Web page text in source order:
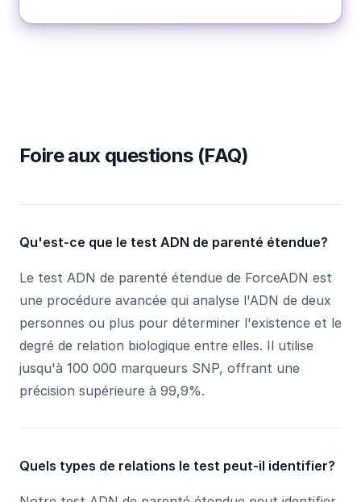
Foire aux questions (FAQ)
Qu'est-ce que le test ADN de parenté étendue?
Le test ADN de parenté étendue de ForceADN est
une procédure avancée qui analyse l'ADN de deux
personnes ou plus pour déterminer l'existence et le
degré de relation biologique entre elles. Il utilise
jusqu'à 100 000 marqueurs SNP, offrant une
précision supérieure à 99,9%.
Quels types de relations le test peut-il identifier?